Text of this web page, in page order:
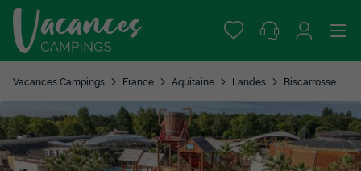
Vacances Campings France Aquitaine Landes Biscarrosse